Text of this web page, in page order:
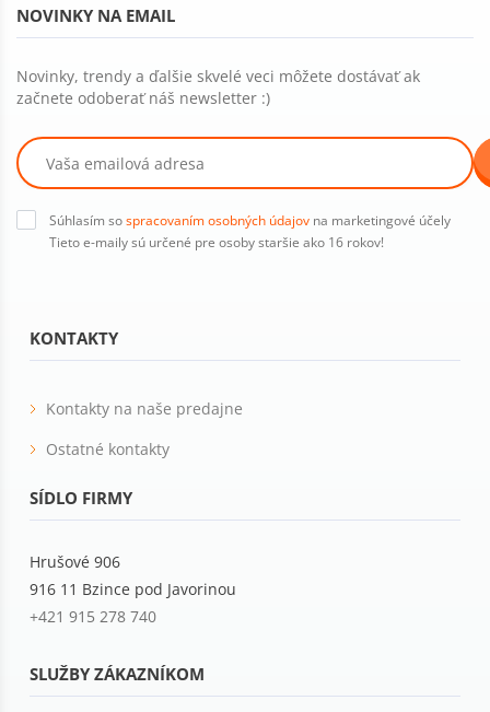
KONTAKTY
Kontakty na naše predajne
Ostatné kontakty
SÍDLO FIRMY
Hrušové 906
916 11 Bzince pod Javorinou
+421 915 278 740
SLUŽBY ZÁKAZNÍKOM
NOVINKY NA EMAIL
Novinky, trendy a ďalšie skvelé veci môžete dostávať ak
začnete odoberať náš newsletter :)
Súhlasím sospracovaním osobných údajov na marketingové účely
Tieto e-maily sú určené pre osoby staršie ako 16 rokov!